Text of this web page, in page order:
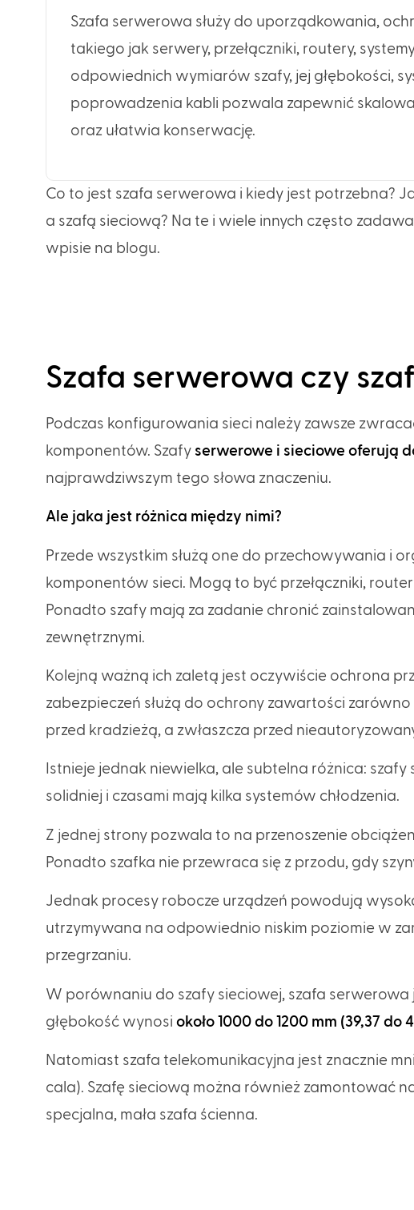
Szafa serwerowa służy do uporządkowania,
takiego jak serwery, przełączniki, routery,
odpowiednich wymiarów szafy, jej głębokości,
poprowadzenia kabli pozwala zapewnić
oraz ułatwia konserwację.
Co to jest szafa serwerowa i kiedy jest potrzebna?
a szafą sieciową? Na te i wiele innych często
wpisie na blogu.
Szafa serwerowa czy
Podczas konfigurowania sieci należy zawsze
komponentów. Szafy serwerowe i sieciowe oferują
najprawdziwszym tego słowa znaczeniu.
Ale jaka jest różnica między nimi?
Przede wszystkim służą one do przechowywania i
komponentów sieci. Mogą to być przełączniki,
Ponadto szafy mają za zadanie chronić
zewnętrznymi.
Kolejną ważną ich zaletą jest oczywiście ochrona
zabezpieczeń służą do ochrony zawartości
przed kradzieżą, a zwłaszcza przed
Istnieje jednak niewielka, ale subtelna różnica:
solidniej i czasami mają kilka systemów chłodzenia.
Z jednej strony pozwala to na przenoszenie
Ponadto szafka nie przewraca się z przodu, gdy
Jednak procesy robocze urządzeń powodują
utrzymywana na odpowiednio niskim poziomie w
przegrzaniu.
W porównaniu do szafy sieciowej, szafa serwerowa
głębokość wynosi około 1000 do 1200 mm (39,37 do
Natomiast szafa telekomunikacyjna jest znacznie
cala). Szafę sieciową można również zamontować
specjalna, mała szafa ścienna.